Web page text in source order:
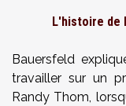
L'histoire de
Bauersfeld
travailler sur un
Randy Thom,